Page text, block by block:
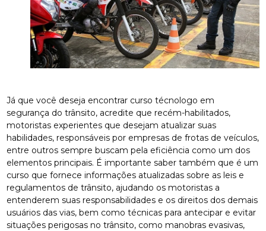
Já que você deseja encontrar curso técnologo em
segurança do trânsito, acredite que recém-habilitados,
motoristas experientes que desejam atualizar suas
habilidades, responsáveis por empresas de frotas de veículos,
entre outros sempre buscam pela eficiência como um dos
elementos principais. É importante saber também que é um
curso que fornece informações atualizadas sobre as leis e
regulamentos de trânsito, ajudando os motoristas a
entenderem suas responsabilidades e os direitos dos demais
usuários das vias, bem como técnicas para antecipar e evitar
situações perigosas no trânsito, como manobras evasivas,